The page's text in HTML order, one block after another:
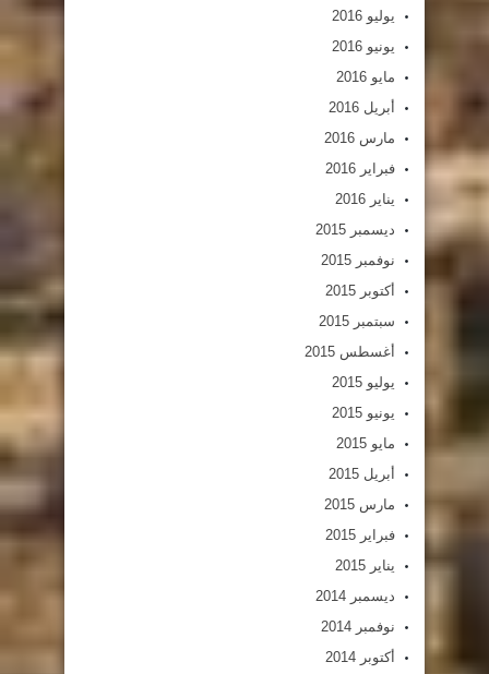
يوليو 2016
يونيو 2016
مايو 2016
أبريل 2016
مارس 2016
فبراير 2016
يناير 2016
ديسمبر 2015
نوفمبر 2015
أكتوبر 2015
سبتمبر 2015
أغسطس 2015
يوليو 2015
يونيو 2015
مايو 2015
أبريل 2015
مارس 2015
فبراير 2015
يناير 2015
ديسمبر 2014
نوفمبر 2014
أكتوبر 2014